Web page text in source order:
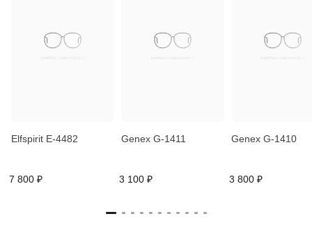
Elfspirit E-4482
7 800 ₽
Genex G-1411
3 100 ₽
Genex G-1410
3 800 ₽